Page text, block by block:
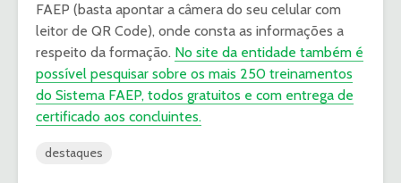
FAEP (basta apontar a câmera do seu celular com
leitor de QR Code), onde consta as informações a
respeito da formação. No site da entidade também é
possível pesquisar sobre os mais 250 treinamentos
do Sistema FAEP, todos gratuitos e com entrega de
certificado aos concluintes.
destaques